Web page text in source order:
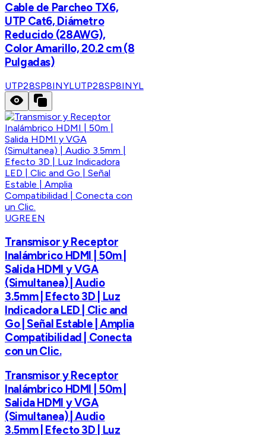
Cable de Parcheo TX6,
UTP Cat6, Diámetro
Reducido (28AWG),
Color Amarillo, 20.2 cm (8
Pulgadas)
UTP28SP8INYLUTP28SP8INYL
UGREEN
Transmisor y Receptor
Inalámbrico HDMI | 50m |
Salida HDMI y VGA
(Simultanea) | Audio
3.5mm | Efecto 3D | Luz
Indicadora LED | Clic and
Go | Señal Estable | Amplia
Compatibilidad | Conecta
con un Clic.
Transmisor y Receptor
Inalámbrico HDMI | 50m |
Salida HDMI y VGA
(Simultanea) | Audio
3.5mm | Efecto 3D | Luz